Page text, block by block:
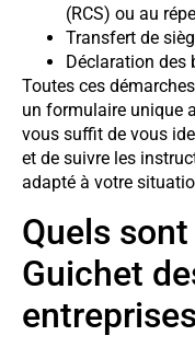
(RCS) ou au
Transfert de
Déclaration des
Toutes ces
un formulaire unique
vous suffit de vous
et de suivre les
adapté à votre
Quels
Guichet